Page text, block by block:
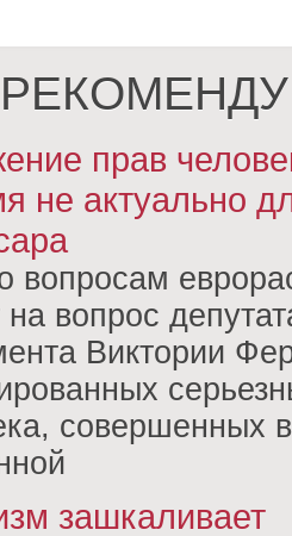
прав
не актуально
вопросам
вопрос
Виктории
совершенных
зашкаливает